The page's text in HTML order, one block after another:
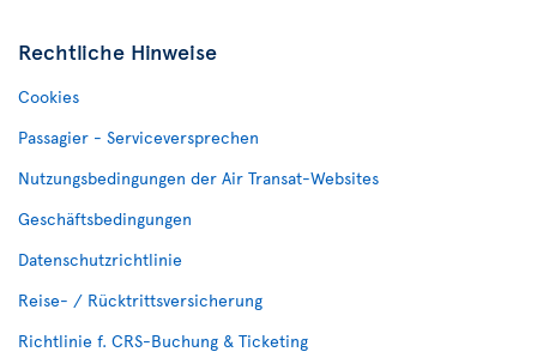
Rechtliche Hinweise
Cookies
Passagier - Serviceversprechen
Nutzungsbedingungen der Air Transat-Websites
Geschäftsbedingungen
Datenschutzrichtlinie
Reise- / Rücktrittsversicherung
Richtlinie f. CRS-Buchung & Ticketing